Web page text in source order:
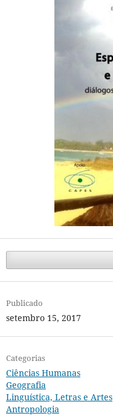
Publicado
setembro 15, 2017
Categorias
Ciências Humanas
Geografia
Linguística, Letras e Artes
Antropologia